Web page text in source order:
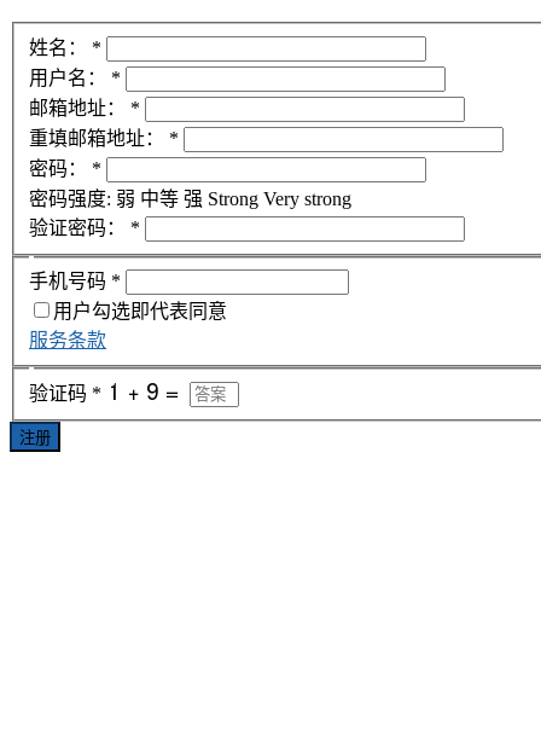
姓名：
*
用户名：
*
邮箱地址：
*
重填邮箱地址：
*
密码：
*
密码强度: 弱 中等 强 Strong Very strong
验证密码：
*
手机号码 *
用户勾选即代表同意
服务条款
验证码 *
注册